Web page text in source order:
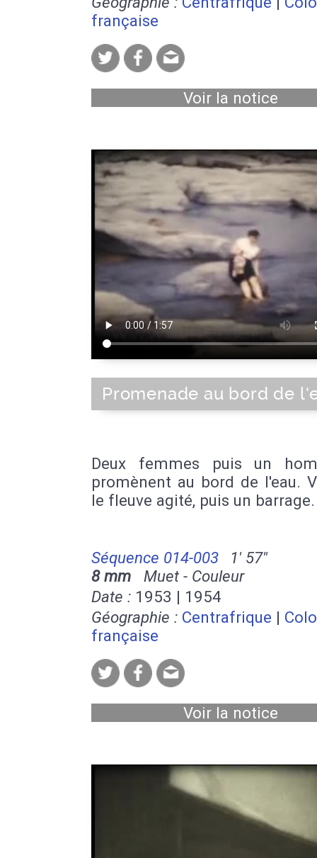
française
Voir la notice
Promenade au bord de
Deux femmes puis un
promènent au bord de l'eau.
le fleuve agité, puis un barrage.
Séquence 014-003
1' 57''
8 mm Muet - Couleur
Date : 1953 | 1954
Géographie : Centrafrique |
française
Voir la notice